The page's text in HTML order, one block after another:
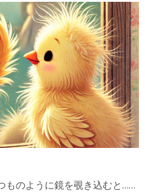
ものように鏡を覗き込むと……